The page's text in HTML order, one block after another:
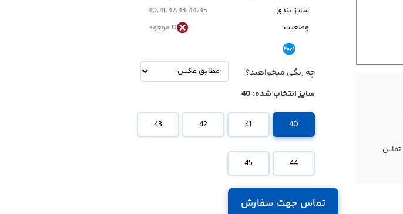
تماس
سایز بندی
40،41،42،43،44،45
وضعیت
نا موجود
چه رنگی میخواهید؟
سایز انتخاب شده: 40
40
41
42
43
44
45
تماس جهت سفارش